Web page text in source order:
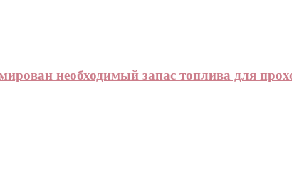
необходимый запас топлива для